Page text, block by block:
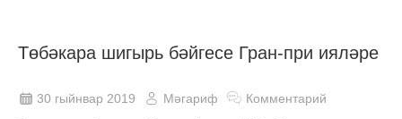
Төбәкара шигырь бәйгесе Гран-при ияләре
30 гыйнвар 2019 Мәгариф Комментарий